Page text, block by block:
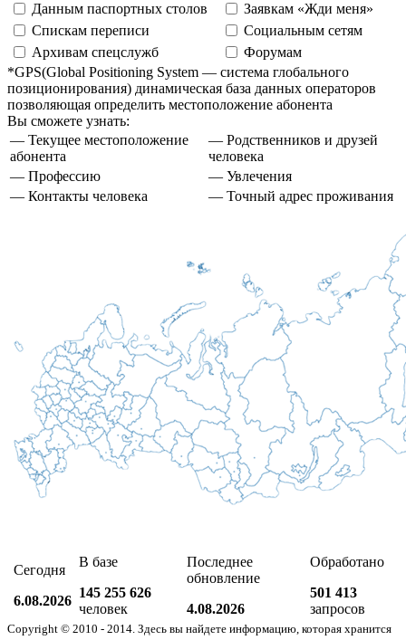
Данным паспортных столов
Заявкам «Жди меня»
Спискам переписи
Социальным сетям
Архивам спецслужб
Форумам
*GPS(Global Positioning System — система глобального
позиционирования) динамическая база данных операторов
позволяющая определить местоположение абонента
Вы сможете узнать:
— Текущее местоположение
абонента
— Родственников и друзей
человека
— Профессию
— Увлечения
— Контакты человека
— Точный адрес проживания
Сегодня
6.08.2026
В базе
145 255 626
человек
Последнее
обновление
4.08.2026
Обработано
501 413
запросов
Copyright © 2010 - 2014. Здесь вы найдете информацию, которая хранится